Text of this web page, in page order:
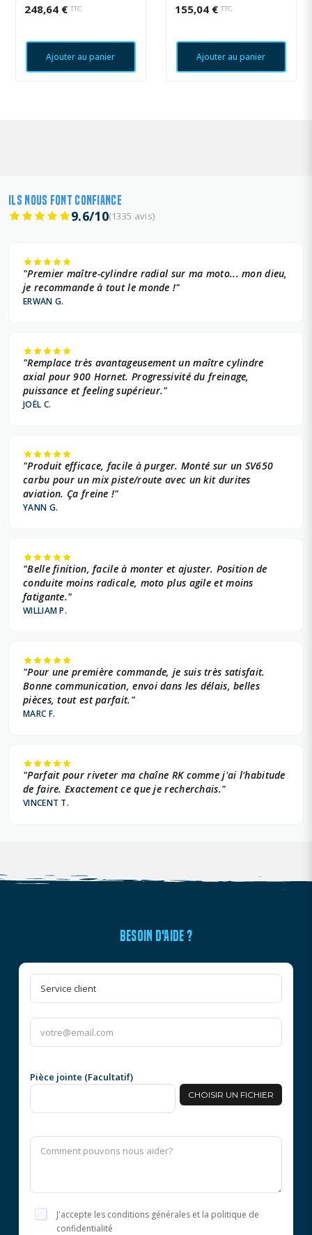
248,64 € TTC
Ajouter au panier
155,04 € TTC
Ajouter au panier
ILS NOUS FONT CONFIANCE
9.6/10(1335 avis)
"Premier maître-cylindre radial sur ma moto... mon dieu,
je recommande à tout le monde !"
ERWAN G.
"Remplace très avantageusement un maître cylindre
axial pour 900 Hornet. Progressivité du freinage,
puissance et feeling supérieur."
JOËL C.
"Produit efficace, facile à purger. Monté sur un SV650
carbu pour un mix piste/route avec un kit durites
aviation. Ça freine !"
YANN G.
"Belle finition, facile à monter et ajuster. Position de
conduite moins radicale, moto plus agile et moins
fatigante."
WILLIAM P.
"Pour une première commande, je suis très satisfait.
Bonne communication, envoi dans les délais, belles
pièces, tout est parfait."
MARC F.
"Parfait pour riveter ma chaîne RK comme j'ai l'habitude
de faire. Exactement ce que je recherchais."
VINCENT T.
BESOIN D'AIDE ?
Pièce jointe (Facultatif)
CHOISIR UN FICHIER
J'accepte les conditions générales et la politique de
confidentialité